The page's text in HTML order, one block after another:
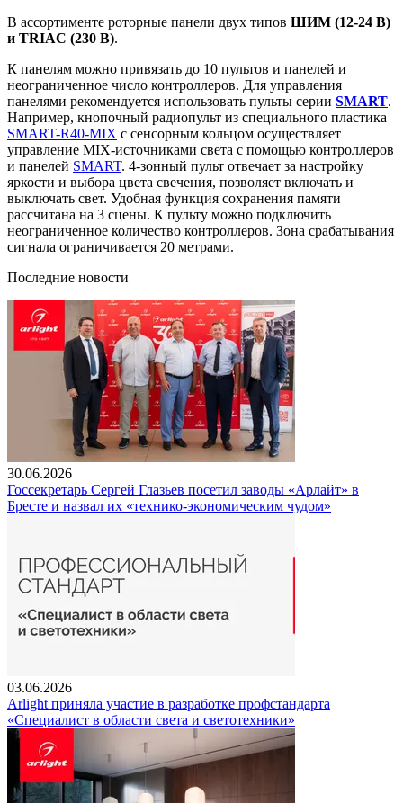
В ассортименте роторные панели двух типов ШИМ (12-24 В)
и TRIAC (230 В).
К панелям можно привязать до 10 пультов и панелей и
неограниченное число контроллеров. Для управления
панелями рекомендуется использовать пульты серии SMART.
Например, кнопочный радиопульт из специального пластика
SMART-R40-MIX с сенсорным кольцом осуществляет
управление MIX-источниками света с помощью контроллеров
и панелей SMART. 4-зонный пульт отвечает за настройку
яркости и выбора цвета свечения, позволяет включать и
выключать свет. Удобная функция сохранения памяти
рассчитана на 3 сцены. К пульту можно подключить
неограниченное количество контроллеров. Зона срабатывания
сигнала ограничивается 20 метрами.
Последние новости
30.06.2026
Госсекретарь Сергей Глазьев посетил заводы «Арлайт» в
Бресте и назвал их «технико-экономическим чудом»
03.06.2026
Arlight приняла участие в разработке профстандарта
«Специалист в области света и светотехники»